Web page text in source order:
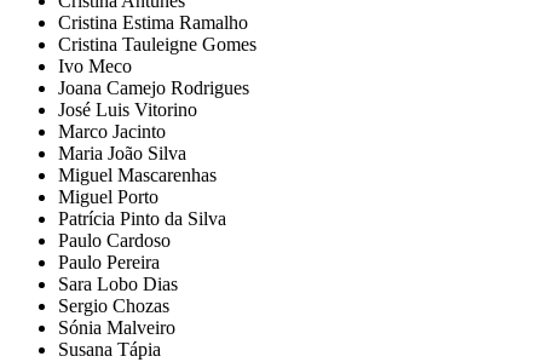
Cristina Estima Ramalho
Cristina Tauleigne Gomes
Ivo Meco
Joana Camejo Rodrigues
José Luis Vitorino
Marco Jacinto
Maria João Silva
Miguel Mascarenhas
Miguel Porto
Patrícia Pinto da Silva
Paulo Cardoso
Paulo Pereira
Sara Lobo Dias
Sergio Chozas
Sónia Malveiro
Susana Tápia